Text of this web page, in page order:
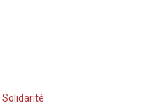
Solidarité